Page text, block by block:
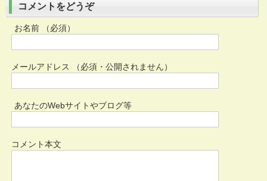
コメントをどうぞ
お名前 （必須）
メールアドレス （必須・公開されません）
あなたのWebサイトやブログ等
コメント本文